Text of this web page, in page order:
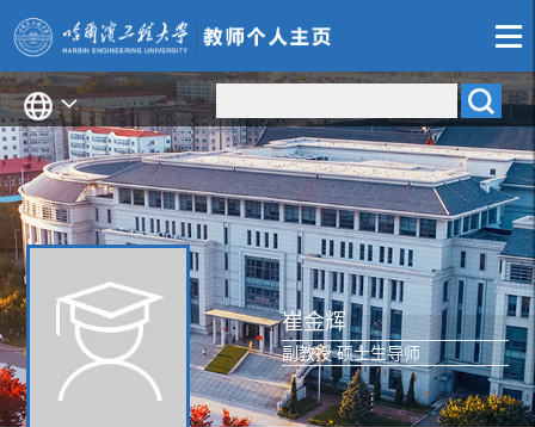
崔金辉
副教授 硕士生导师